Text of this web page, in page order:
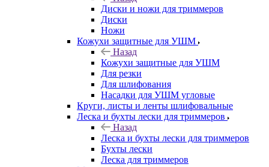
Диски и ножи для триммеров
Диски
Ножи
Кожухи защитные для УШМ
Назад
Кожухи защитные для УШМ
Для резки
Для шлифования
Насадки для УШМ угловые
Круги, листы и ленты шлифовальные
Леска и бухты лески для триммеров
Назад
Леска и бухты лески для триммеров
Бухты лески
Леска для триммеров